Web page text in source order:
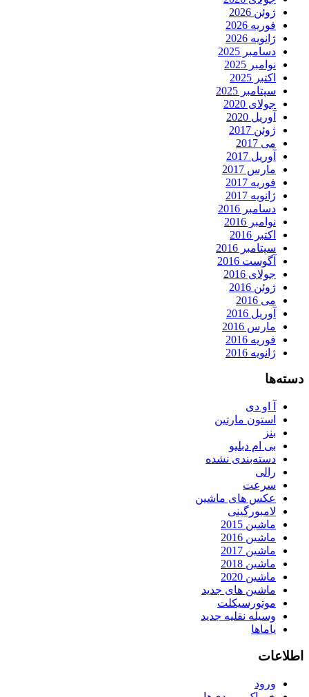
ژوئن 2026
فوریه 2026
ژانویه 2026
دسامبر 2025
نوامبر 2025
اکتبر 2025
سپتامبر 2025
جولای 2020
آوریل 2020
ژوئن 2017
می 2017
آوریل 2017
مارس 2017
فوریه 2017
ژانویه 2017
دسامبر 2016
نوامبر 2016
اکتبر 2016
سپتامبر 2016
آگوست 2016
جولای 2016
ژوئن 2016
می 2016
آوریل 2016
مارس 2016
فوریه 2016
ژانویه 2016
دسته‌ها
آ او دی
استون مارتین
بنز
بی ام دبلیو
دسته‌بندی نشده
رالی
سرعت
عکس های ماشین
لامبورگینی
ماشین 2015
ماشین 2016
ماشین 2017
ماشین 2018
ماشین 2020
ماشین های جدید
موتورسیکلت
وسیله نقلیه جدید
یاماها
اطلاعات
ورود